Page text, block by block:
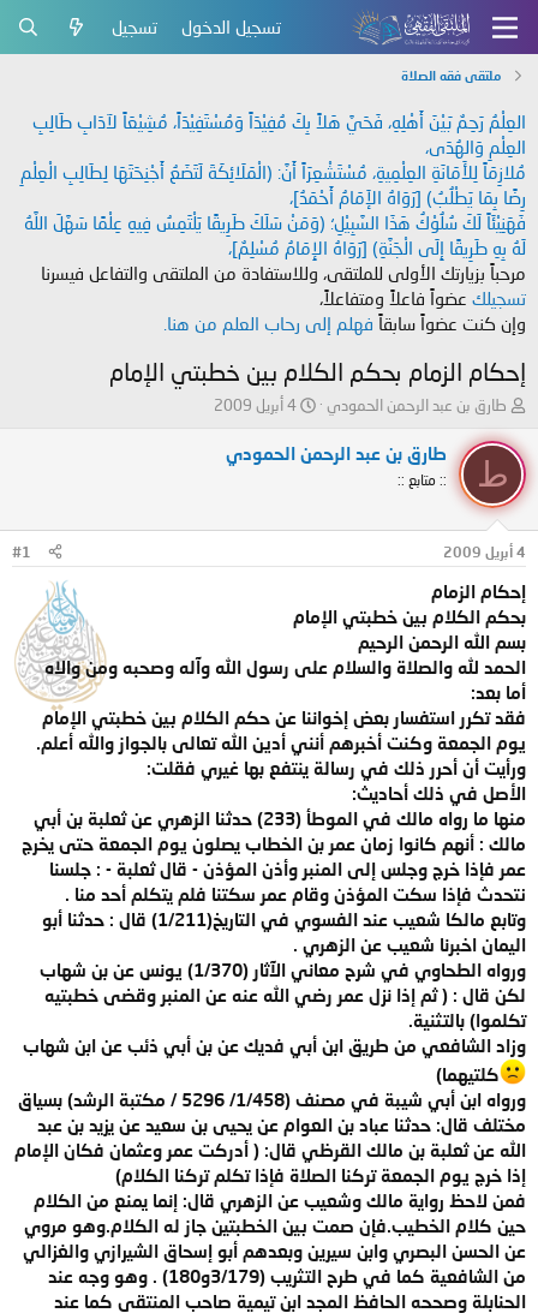
تسجيل الدخول تسجيل
ملتقى فقه الصلاة
العِلْمُ رَحِمٌ بَيْنَ أَهْلِهِ، فَحَيَّ هَلاً بِكَ مُفِيْدَاً وَمُسْتَفِيْدَاً، مُشِيْعَاً لآدَابِ طَالِبِ
العِلْمِ وَالهُدَى،
مُلازِمَاً لِلأَمَانَةِ العِلْمِيةِ، مُسْتَشْعِرَاً أَنَّ: (الْمَلَائِكَةَ لَتَضَعُ أَجْنِحَتَهَا لِطَالِبِ الْعِلْمِ
رِضًا بِمَا يَطْلُبُ) [رَوَاهُ الإَمَامُ أَحْمَدُ]،
فَهَنِيْئَاً لَكَ سُلُوْكُ هَذَا السَّبِيْلِ؛ (وَمَنْ سَلَكَ طَرِيقًا يَلْتَمِسُ فِيهِ عِلْمًا سَهَّلَ اللَّهُ
لَهُ بِهِ طَرِيقًا إِلَى الْجَنَّةِ) [رَوَاهُ الإِمَامُ مُسْلِمٌ]،
مرحباً بزيارتك الأولى للملتقى، وللاستفادة من الملتقى والتفاعل فيسرنا
تسجيلك عضواً فاعلاً ومتفاعلاً،
وإن كنت عضواً سابقاً فهلم إلى رحاب العلم من هنا.
إحكام الزمام بحكم الكلام بين خطبتي الإمام
ب
د
ا
ل
م
و
و
ع
طارق بن عبد الرحمن الحمودي
ت
ر
ل
4 أبريل 2009
ط
طارق بن عبد الرحمن الحمودي
:: متابع ::
4 أبريل 2009 #1
إحكام الزمام
بحكم الكلام بين خطبتي الإمام
بسم الله الرحمن الرحيم
الحمد لله والصلاة والسلام على رسول الله وآله وصحبه ومن والاه
أما بعد:
فقد تكرر استفسار بعض إخواننا عن حكم الكلام بين خطبتي الإمام
يوم الجمعة وكنت أخبرهم أنني أدين الله تعالى بالجواز والله أعلم.
ورأيت أن أحرر ذلك في رسالة ينتفع بها غيري فقلت:
الأصل في ذلك أحاديث:
منها ما رواه مالك في الموطأ (233) حدثنا الزهري عن ثعلبة بن أبي
مالك : أنهم كانوا زمان عمر بن الخطاب يصلون يوم الجمعة حتى يخرج
عمر فإذا خرج وجلس إلى المنبر وأذن المؤذن - قال ثعلبة - : جلسنا
نتحدث فإذا سكت المؤذن وقام عمر سكتنا فلم يتكلم أحد منا .
وتابع مالكا شعيب عند الفسوي في التاريخ(1/211) قال : حدثنا أبو
اليمان اخبرنا شعيب عن الزهري .
ورواه الطحاوي في شرح معاني الآثار (1/370) يونس عن بن شهاب
لكن قال : ( ثم إذا نزل عمر رضي الله عنه عن المنبر وقضى خطبتيه
تكلموا) بالتثنية.
وزاد الشافعي من طريق ابن أبي فديك عن بن أبي ذئب عن ابن شهاب
كلتيهما)
ورواه ابن أبي شيبة في مصنف (1/458/ 5296 / مكتبة الرشد) بسياق
مختلف قال: حدثنا عباد بن العوام عن يحيى بن سعيد عن يزيد بن عبد
الله عن ثعلبة بن مالك القرظي قال: ( أدركت عمر وعثمان فكان الإمام
إذا خرج يوم الجمعة تركنا الصلاة فإذا تكلم تركنا الكلام)
فمن لاحظ رواية مالك وشعيب عن الزهري قال: إنما يمنع من الكلام
حين كلام الخطيب.فإن صمت بين الخطبتين جاز له الكلام.وهو مروي
عن الحسن البصري وابن سيرين وبعدهم أبو إسحاق الشيرازي والغزالي
من الشافعية كما في طرح التثريب (3/179و180) . وهو وجه عند
الحنابلة وصححه الحافظ المجد ابن تيمية صاحب المنتقى كما عند